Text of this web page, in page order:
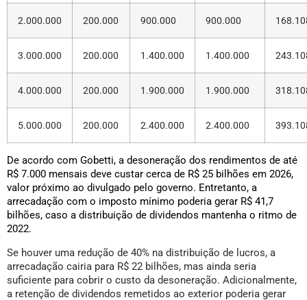
2.000.000 200.000 900.000 900.000
3.000.000 200.000 1.400.000 1.400.000
4.000.000 200.000 1.900.000 1.900.000
5.000.000 200.000 2.400.000 2.400.000
De acordo com Gobetti, a desoneração dos rendimentos de até
R$ 7.000 mensais deve custar cerca de R$ 25 bilhões em 2026,
valor próximo ao divulgado pelo governo. Entretanto, a
arrecadação com o imposto mínimo poderia gerar R$ 41,7
bilhões, caso a distribuição de dividendos mantenha o ritmo de
2022.
Se houver uma redução de 40% na distribuição de lucros, a
arrecadação cairia para R$ 22 bilhões, mas ainda seria
suficiente para cobrir o custo da desoneração. Adicionalmente,
a retenção de dividendos remetidos ao exterior poderia gerar